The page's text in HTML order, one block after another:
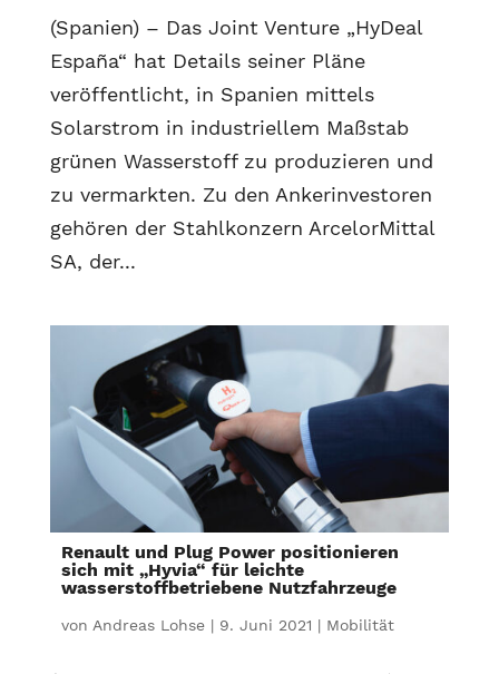
(Spanien) – Das Joint Venture „HyDeal
España“ hat Details seiner Pläne
veröffentlicht, in Spanien mittels
Solarstrom in industriellem Maßstab
grünen Wasserstoff zu produzieren und
zu vermarkten. Zu den Ankerinvestoren
gehören der Stahlkonzern ArcelorMittal
SA, der...
Renault und Plug Power positionieren
sich mit „Hyvia“ für leichte
wasserstoffbetriebene Nutzfahrzeuge
von Andreas Lohse| 9. Juni 2021 | Mobilität